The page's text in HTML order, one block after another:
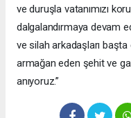
ve duruşla vatanımızı
dalgalandırmaya devam
ve silah arkadaşları
armağan eden şehit ve
anıyoruz.”